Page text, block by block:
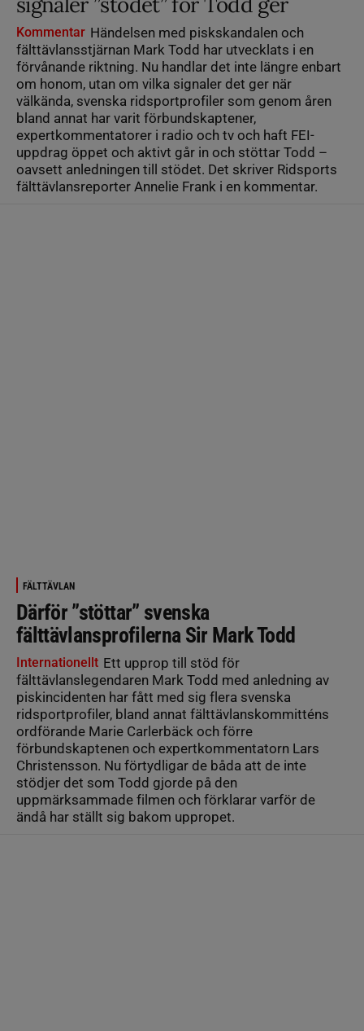
Kommentar Händelsen med piskskandalen och
fälttävlansstjärnan Mark Todd har utvecklats i en
förvånande riktning. Nu handlar det inte längre enbart
om honom, utan om vilka signaler det ger när
välkända, svenska ridsportprofiler som genom åren
bland annat har varit förbundskaptener,
expertkommentatorer i radio och tv och haft FEI-
uppdrag öppet och aktivt går in och stöttar Todd –
oavsett anledningen till stödet. Det skriver Ridsports
fälttävlansreporter Annelie Frank i en kommentar.
FÄLTTÄVLAN
Därför ”stöttar” svenska
fälttävlansprofilerna Sir Mark Todd
Internationellt Ett upprop till stöd för
fälttävlanslegendaren Mark Todd med anledning av
piskincidenten har fått med sig flera svenska
ridsportprofiler, bland annat fälttävlanskommitténs
ordförande Marie Carlerbäck och förre
förbundskaptenen och expertkommentatorn Lars
Christensson. Nu förtydligar de båda att de inte
stödjer det som Todd gjorde på den
uppmärksammade filmen och förklarar varför de
ändå har ställt sig bakom uppropet.